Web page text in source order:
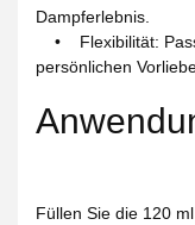
Dampferlebnis.
• Flexibilität:
persönlichen
Füllen Sie die 120